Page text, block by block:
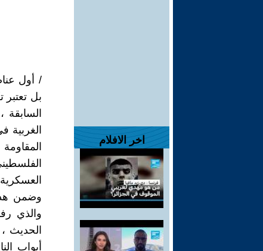
اخر الافلام
/ أول
بل
وضمن
والذي